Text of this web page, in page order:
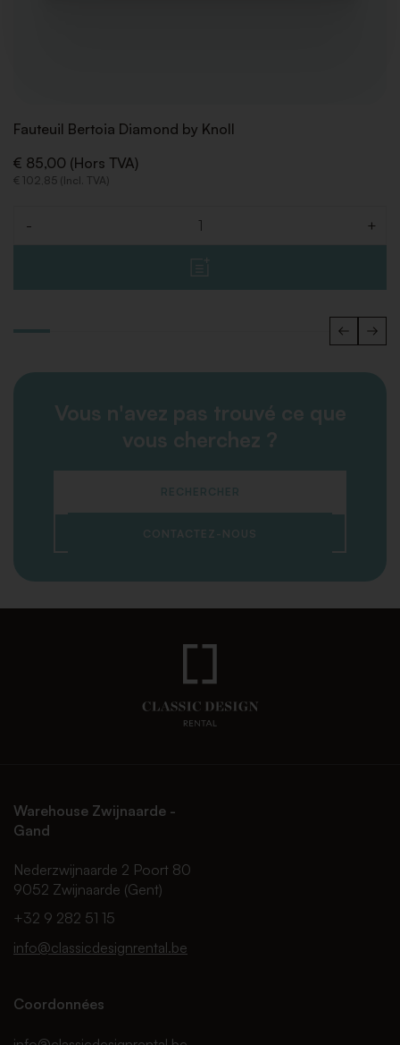
Fauteuil Bertoia Diamond by Knoll
€ 85,00 (Hors TVA)
€ 102,85 (Incl. TVA)
- +
Vous n'avez pas trouvé ce que
vous cherchez ?
RECHERCHER
CONTACTEZ-NOUS
Warehouse Zwijnaarde -
Gand
Nederzwijnaarde 2 Poort 80
9052 Zwijnaarde (Gent)
+32 9 282 51 15
info@classicdesignrental.be
Coordonnées